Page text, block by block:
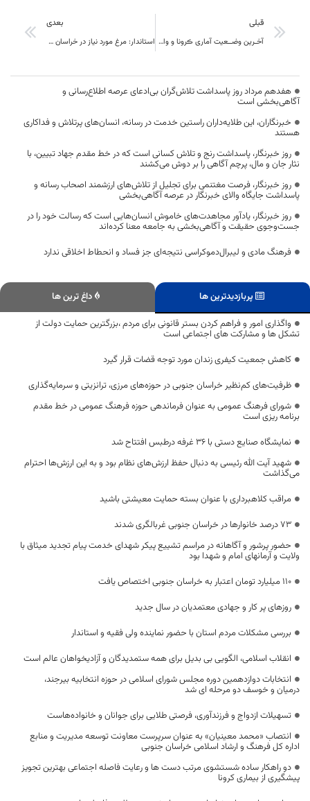
قبلی
آخـرین وضــعیت آماری ڪرونا و واڪسیناسـیون خــراسان جنــوبی
بعدی
استاندار: مرغ مورد نیاز در خراسان جنوبی توزیع می‌شود
هفدهم مرداد روز پاسداشت تلاش‌گران بی‌ادعای عرصه اطلاع‌رسانی و
آگاهی‌بخشی است
خبرنگاران، این طلایه‌داران راستین خدمت در رسانه، انسان‌های پرتلاش و فداکاری
هستند
روز خبرنگار، پاسداشت رنج و تلاش کسانی است که در خط مقدم جهاد تبیین، با
نثار جان و مال، پرچم آگاهی را بر دوش می‌کشند
روز خبرنگار، فرصت مغتنمی برای تجلیل از تلاش‌های ارزشمند اصحاب رسانه و
پاسداشت جایگاه والای خبرنگار در عرصه آگاهی‌بخشی
روز خبرنگار، یادآور مجاهدت‌های خاموش انسان‌هایی است که رسالت خود را در
جست‌وجوی حقیقت و آگاهی‌بخشی به جامعه معنا کرده‌اند
فرهنگ مادی و لیبرال‌دموکراسی نتیجه‌ای جز فساد و انحطاط اخلاقی ندارد
پربازدیدترین ها
داغ ترین ها
واگذاری امور و فراهم کردن بستر قانونی برای مردم ،بزرگترین حمایت دولت از
تشکل ها و مشارکت های اجتماعی است
کاهش جمعیت کیفری زندان مورد توجه قضات قرار گیرد
ظرفیت‌های کم‌نظیر خراسان جنوبی در حوزه‌های مرزی، ترانزیتی و سرمایه‌گذاری
شورای فرهنگ عمومی به عنوان فرماندهی حوزه فرهنگ عمومی در خط مقدم
برنامه ریزی است
نمایشگاه صنایع دستی با 36 غرفه درطبس افتتاح شد
شهید آیت الله رئیسی به دنبال حفظ ارزش‌های نظام بود و به این ارزش‌ها احترام
می‌گذاشت
مراقب کلاهبرداری با عنوان بسته حمایت معیشتی باشید
۷۳ درصد خانوارها در خراسان جنوبی غربالگری شدند
حضور پرشور و آگاهانه در مراسم تشییع پیکر شهدای خدمت پیام تجدید میثاق با
ولایت و آرمانهای امام و شهدا بود
۱۱۰ میلیارد تومان اعتبار به خراسان جنوبی اختصاص یافت
روزهای پر کار و جهادی معتمدیان در سال جدید
بررسی مشکلات مردم استان با حضور نماینده ولی فقیه و استاندار
انقلاب اسلامی، الگویی بی بدیل برای همه ستمدیدگان و آزادیخواهان عالم است
انتخابات دوازدهمین دوره مجلس شورای اسلامی در حوزه انتخابیه بیرجند،
درمیان و خوسف دو مرحله ای شد
تسهیلات ازدواج و فرزندآوری، فرصتی طلایی برای جوانان و خانواده‌هاست
انتصاب «محمد معینیان» به عنوان سرپرست معاونت توسعه مدیریت و منابع
اداره کل فرهنگ و ارشاد اسلامی خراسان جنوبی
دو راهکار ساده شستشوی مرتب دست ها و رعایت فاصله اجتماعی بهترین تجویز
پیشگیری از بیماری کرونا